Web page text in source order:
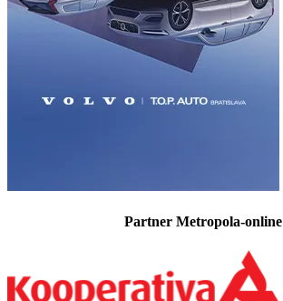
Partner Metropola-online